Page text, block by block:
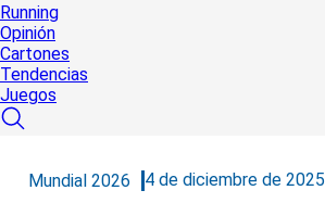
Running
Opinión
Cartones
Tendencias
Juegos
Mundial 2026 4 de diciembre de 2025